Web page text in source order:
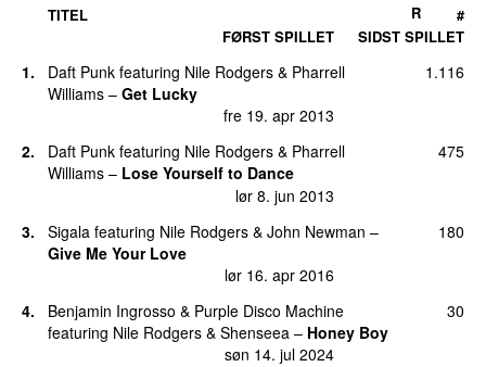
TITEL
FØRST SPILLET
SIDST SPILLET
R #
1. Daft Punk featuring Nile Rodgers & Pharrell
Williams – Get Lucky
fre 19. apr 2013
1.116
2. Daft Punk featuring Nile Rodgers & Pharrell
Williams – Lose Yourself to Dance
lør 8. jun 2013
475
3. Sigala featuring Nile Rodgers & John Newman –
Give Me Your Love
lør 16. apr 2016
180
4. Benjamin Ingrosso & Purple Disco Machine
featuring Nile Rodgers & Shenseea – Honey Boy
søn 14. jul 2024
30